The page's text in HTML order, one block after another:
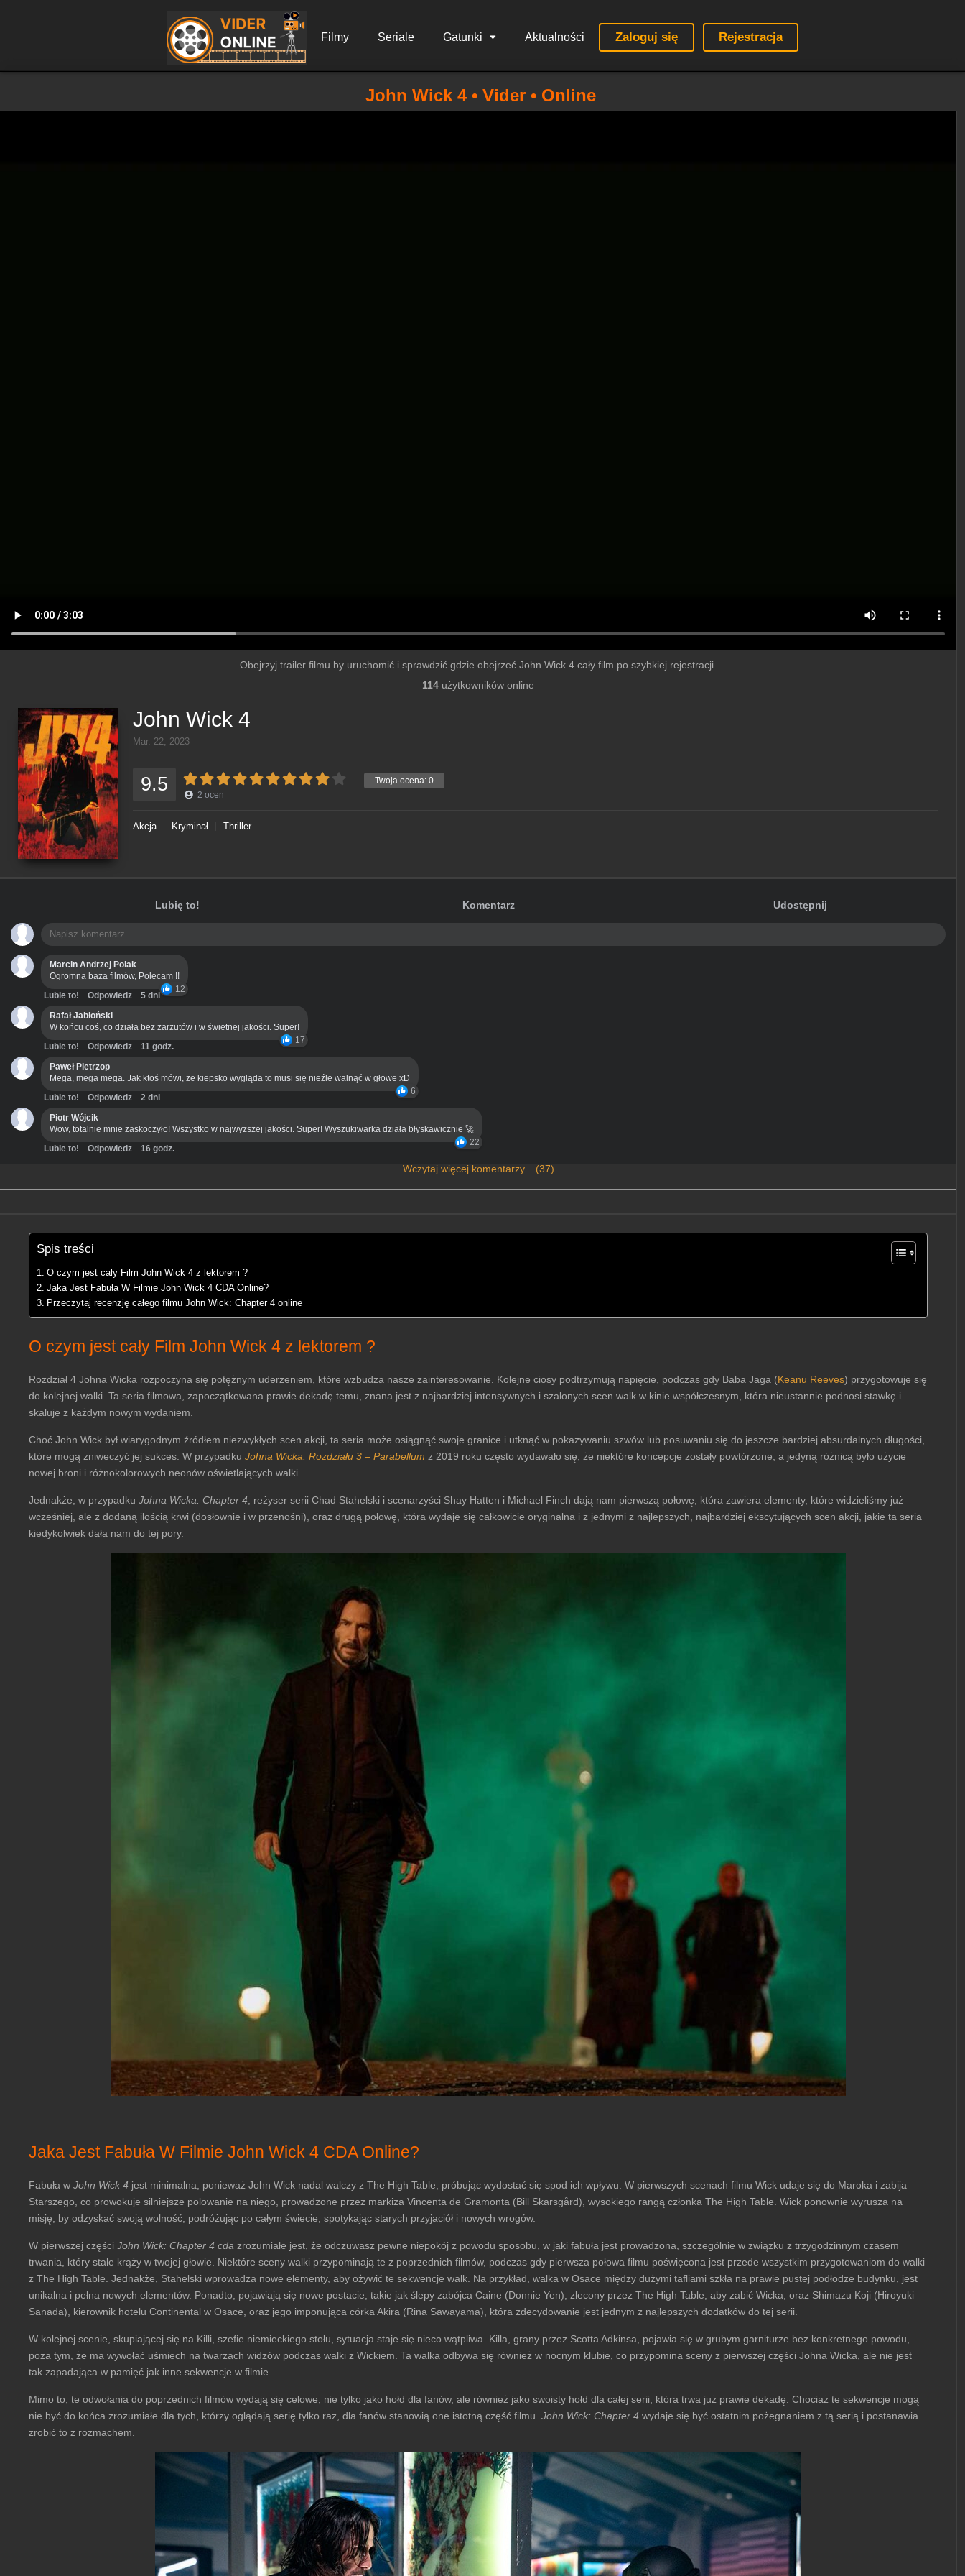
Filmy Seriale Gatunki Aktualności Zaloguj się Rejestracja
John Wick 4 • Vider • Online
Obejrzyj trailer filmu by uruchomić i sprawdzić gdzie obejrzeć John Wick 4 cały film po szybkiej rejestracji.
114 użytkowników online
John Wick 4
Mar. 22, 2023
Twoja ocena: 0
9.5 2 ocen
Akcja Kryminał Thriller
Lubię to! Komentarz Udostępnij
Marcin Andrzej Polak
Ogromna baza filmów, Polecam !!
12
Lubie to! Odpowiedz
5 dni
Rafał Jabłoński
W końcu coś, co działa bez zarzutów i w świetnej jakości. Super!
17
Lubie to! Odpowiedz
11 godz.
Paweł Pietrzop
Mega, mega mega. Jak ktoś mówi, że kiepsko wygląda to musi się nieźle walnąć w głowe xD
6
Lubie to! Odpowiedz
2 dni
Piotr Wójcik
Wow, totalnie mnie zaskoczyło! Wszystko w najwyższej jakości. Super! Wyszukiwarka działa błyskawicznie 🚀
22
Lubie to! Odpowiedz 16 godz.
Wczytaj więcej komentarzy... (37)
Spis treści
O czym jest cały Film John Wick 4 z lektorem ?
Jaka Jest Fabuła W Filmie John Wick 4 CDA Online?
Przeczytaj recenzję całego filmu John Wick: Chapter 4 online
O czym jest cały Film John Wick 4 z lektorem ?
Rozdział 4 Johna Wicka rozpoczyna się potężnym uderzeniem, które wzbudza nasze zainteresowanie. Kolejne ciosy podtrzymują napięcie, podczas gdy Baba Jaga (Keanu Reeves) przygotowuje się
do kolejnej walki. Ta seria filmowa, zapoczątkowana prawie dekadę temu, znana jest z najbardziej intensywnych i szalonych scen walk w kinie współczesnym, która nieustannie podnosi stawkę i
skaluje z każdym nowym wydaniem.
Choć John Wick był wiarygodnym źródłem niezwykłych scen akcji, ta seria może osiągnąć swoje granice i utknąć w pokazywaniu szwów lub posuwaniu się do jeszcze bardziej absurdalnych długości,
które mogą zniweczyć jej sukces. W przypadku Johna Wicka: Rozdziału 3 – Parabellum z 2019 roku często wydawało się, że niektóre koncepcje zostały powtórzone, a jedyną różnicą było użycie
nowej broni i różnokolorowych neonów oświetlających walki.
Jednakże, w przypadku Johna Wicka: Chapter 4, reżyser serii Chad Stahelski i scenarzyści Shay Hatten i Michael Finch dają nam pierwszą połowę, która zawiera elementy, które widzieliśmy już
wcześniej, ale z dodaną ilością krwi (dosłownie i w przenośni), oraz drugą połowę, która wydaje się całkowicie oryginalna i z jednymi z najlepszych, najbardziej ekscytujących scen akcji, jakie ta seria
kiedykolwiek dała nam do tej pory.
Jaka Jest Fabuła W Filmie John Wick 4 CDA Online?
Fabuła w John Wick 4 jest minimalna, ponieważ John Wick nadal walczy z The High Table, próbując wydostać się spod ich wpływu. W pierwszych scenach filmu Wick udaje się do Maroka i zabija
Starszego, co prowokuje silniejsze polowanie na niego, prowadzone przez markiza Vincenta de Gramonta (Bill Skarsgård), wysokiego rangą członka The High Table. Wick ponownie wyrusza na
misję, by odzyskać swoją wolność, podróżując po całym świecie, spotykając starych przyjaciół i nowych wrogów.
W pierwszej części John Wick: Chapter 4 cda zrozumiałe jest, że odczuwasz pewne niepokój z powodu sposobu, w jaki fabuła jest prowadzona, szczególnie w związku z trzygodzinnym czasem
trwania, który stale krąży w twojej głowie. Niektóre sceny walki przypominają te z poprzednich filmów, podczas gdy pierwsza połowa filmu poświęcona jest przede wszystkim przygotowaniom do walki
z The High Table. Jednakże, Stahelski wprowadza nowe elementy, aby ożywić te sekwencje walk. Na przykład, walka w Osace między dużymi tafliami szkła na prawie pustej podłodze budynku, jest
unikalna i pełna nowych elementów. Ponadto, pojawiają się nowe postacie, takie jak ślepy zabójca Caine (Donnie Yen), zlecony przez The High Table, aby zabić Wicka, oraz Shimazu Koji (Hiroyuki
Sanada), kierownik hotelu Continental w Osace, oraz jego imponująca córka Akira (Rina Sawayama), która zdecydowanie jest jednym z najlepszych dodatków do tej serii.
W kolejnej scenie, skupiającej się na Killi, szefie niemieckiego stołu, sytuacja staje się nieco wątpliwa. Killa, grany przez Scotta Adkinsa, pojawia się w grubym garniturze bez konkretnego powodu,
poza tym, że ma wywołać uśmiech na twarzach widzów podczas walki z Wickiem. Ta walka odbywa się również w nocnym klubie, co przypomina sceny z pierwszej części Johna Wicka, ale nie jest
tak zapadająca w pamięć jak inne sekwencje w filmie.
Mimo to, te odwołania do poprzednich filmów wydają się celowe, nie tylko jako hołd dla fanów, ale również jako swoisty hołd dla całej serii, która trwa już prawie dekadę. Chociaż te sekwencje mogą
nie być do końca zrozumiałe dla tych, którzy oglądają serię tylko raz, dla fanów stanowią one istotną część filmu. John Wick: Chapter 4 wydaje się być ostatnim pożegnaniem z tą serią i postanawia
zrobić to z rozmachem.